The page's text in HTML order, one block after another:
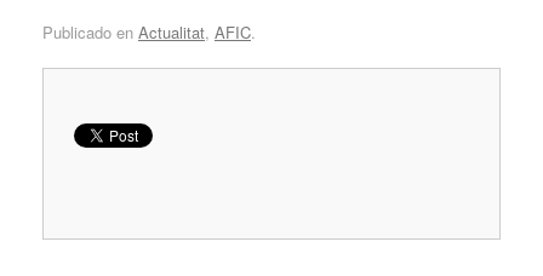
Publicado en Actualitat, AFIC.